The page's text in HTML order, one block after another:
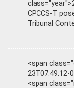
CPCCS-T
Tribunal
<span
23T07:49:12-
<span